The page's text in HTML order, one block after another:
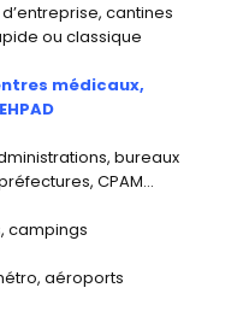
cantines
ou classique
médicaux,
bureaux
CPAM…
campings
aéroports